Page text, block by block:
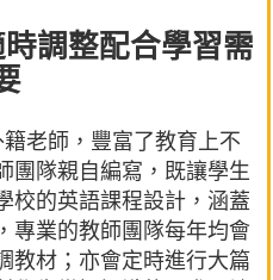
調整配合學習需
老師，豐富了教育上不
團隊親自編寫，既讓學生
校的英語課程設計，涵蓋
專業的教師團隊每年均會
教材；亦會定時進行大篇